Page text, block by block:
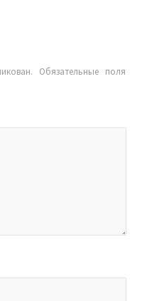
Обязательные поля